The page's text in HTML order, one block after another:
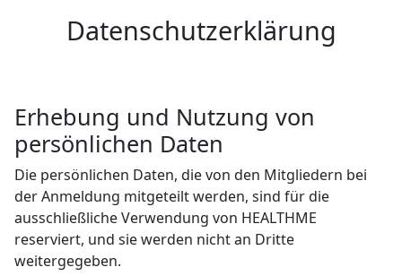
Datenschutzerklärung
Erhebung und Nutzung von
persönlichen Daten
Die persönlichen Daten, die von den Mitgliedern bei
der Anmeldung mitgeteilt werden, sind für die
ausschließliche Verwendung von HEALTHME
reserviert, und sie werden nicht an Dritte
weitergegeben.